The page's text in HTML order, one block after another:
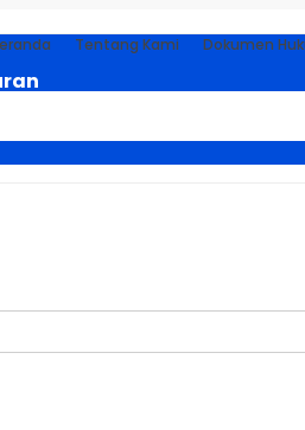
Tentang Kami Dokumen